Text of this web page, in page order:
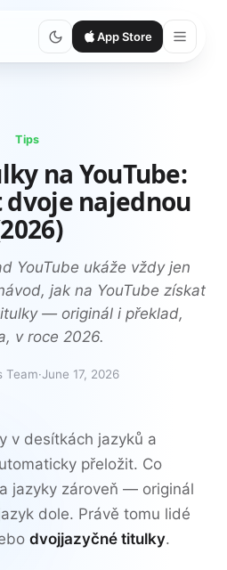
App Store
Tips
na YouTube:
najednou
YouTube ukáže vždy jen
jak na YouTube získat
— originál i překlad,
v roce 2026.
Team·June 17, 2026
v desítkách jazyků a
přeložit. Co
jazyky zároveň — originál
dole. Právě tomu lidé
dvojjazyčné titulky.